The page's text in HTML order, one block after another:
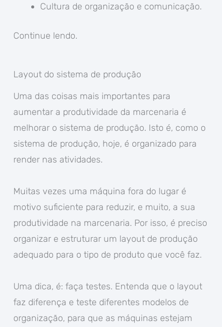
Cultura de organização e comunicação.
Continue lendo.
Layout do sistema de produção
Uma das coisas mais importantes para
aumentar a produtividade da marcenaria é
melhorar o sistema de produção. Isto é, como o
sistema de produção, hoje, é organizado para
render nas atividades.
Muitas vezes uma máquina fora do lugar é
motivo suficiente para reduzir, e muito, a sua
produtividade na marcenaria. Por isso, é preciso
organizar e estruturar um layout de produção
adequado para o tipo de produto que você faz.
Uma dica, é: faça testes. Entenda que o layout
faz diferença e teste diferentes modelos de
organização, para que as máquinas estejam